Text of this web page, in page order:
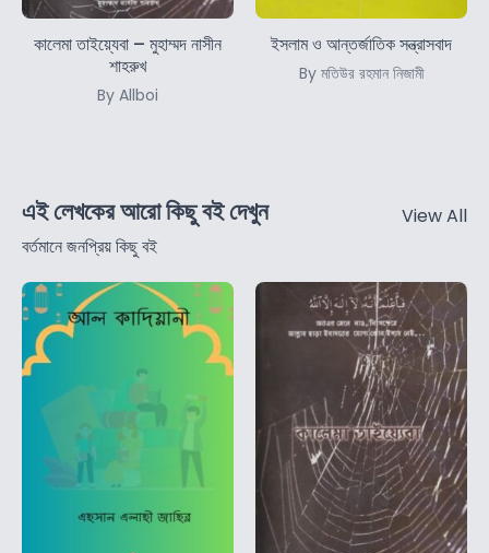
কালেমা তাইয়্যেবা – মুহাম্মদ নাসীন
শাহরুখ
By Allboi
ইসলাম ও আন্তর্জাতিক সন্ত্রাসবাদ
By মতিউর রহমান নিজামী
এই লেখকের আরো কিছু বই দেখুন
বর্তমানে জনপ্রিয় কিছু বই
View All